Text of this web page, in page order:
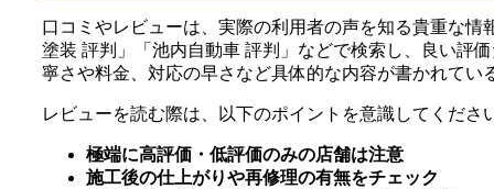
口コミやレビューは、実際の利用者の声を知る貴重な
塗装 評判」「池内自動車 評判」などで検索し、良い評
寧さや料金、対応の早さなど具体的な内容が書かれてい
レビューを読む際は、以下のポイントを意識してくださ
極端に高評価・低評価のみの店舗は注意
施工後の仕上がりや再修理の有無をチェック